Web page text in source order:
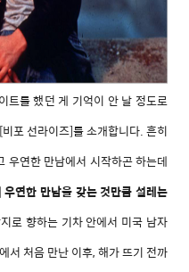
트를 했던 게 기억이 안 날 정도로
포 선라이즈]를 소개합니다. 흔히
우연한 만남에서 시작하곤 하는데
연한 만남을 갖는 것만큼 설레는
로 향하는 기차 안에서 미국 남자
서 처음 만난 이후, 해가 뜨기 전까